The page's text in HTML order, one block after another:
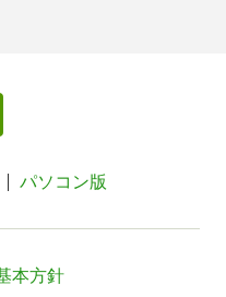
パソコン版
本方針